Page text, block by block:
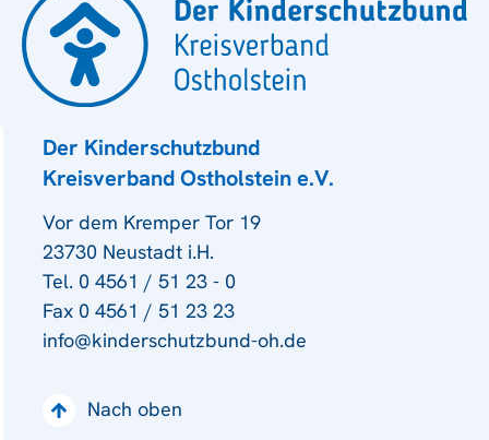
Der Kinderschutzbund
Kreisverband Ostholstein e.V.
Vor dem Kremper Tor 19
23730 Neustadt i.H.
Tel. 0 4561 / 51 23 - 0
Fax 0 4561 / 51 23 23
info@kinderschutzbund-oh.de
Nach oben